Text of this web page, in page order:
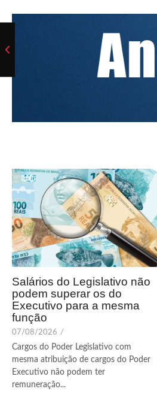
Salários do Legislativo não
podem superar os do
Executivo para a mesma
função
07/08/2026 /
Cargos do Poder Legislativo com
mesma atribuição de cargos do Poder
Executivo não podem ter
remuneração...